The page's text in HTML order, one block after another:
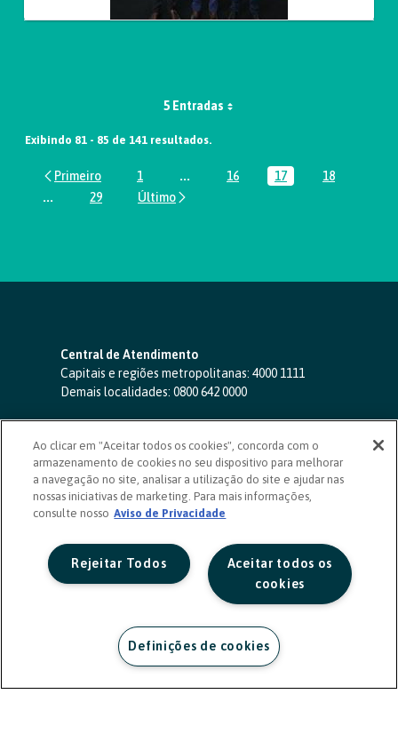
5 Entradas
Exibindo 81 - 85 de 141 resultados.
Página
1 ...Páginas intermediárias Usar ABA
Página
16 Página
17 Página
18
...Páginas intermediárias Usar ABA para navegar.
Página
29
Central de Atendimento
Capitais e regiões metropolitanas: 4000 1111
Demais localidades: 0800 642 0000
SAC 24 horas-0800 724 4420
Ouvidoria
0800 725 0996
(de segunda a sexta, das 8h às 20h)
ouvidoriasicoob.com.br
Deficientes auditivos ou de fala
Ao clicar em "Aceitar todos os cookies", concorda com o
armazenamento de cookies no seu dispositivo para melhorar
a navegação no site, analisar a utilização do site e ajudar nas
nossas iniciativas de marketing. Para mais informações,
consulte nosso Aviso de Privacidade
Aceitar todos os
cookies
Rejeitar Todos
Definições de cookies